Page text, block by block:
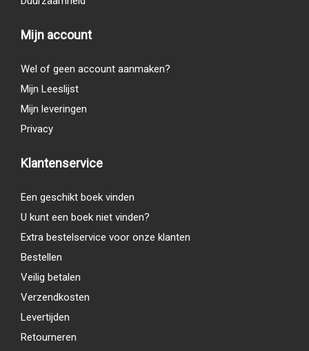
Mijn account
Wel of geen account aanmaken?
Mijn Leeslijst
Mijn leveringen
Privacy
Klantenservice
Een geschikt boek vinden
U kunt een boek niet vinden?
Extra bestelservice voor onze klanten
Bestellen
Veilig betalen
Verzendkosten
Levertijden
Retourneren